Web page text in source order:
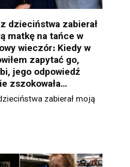
dzieciństwa zabierał
matkę na tańce w
wieczór։ Kiedy w
zapytać go,
jego odpowiedź
zszokowała…
zabierał moją